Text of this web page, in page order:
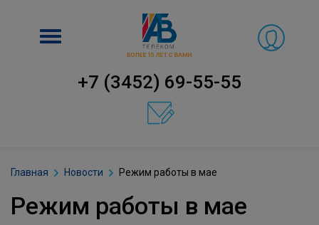
Включить
+7 (3452) 69-55-55
Главная Новости Режим работы в мае
Режим работы в мае